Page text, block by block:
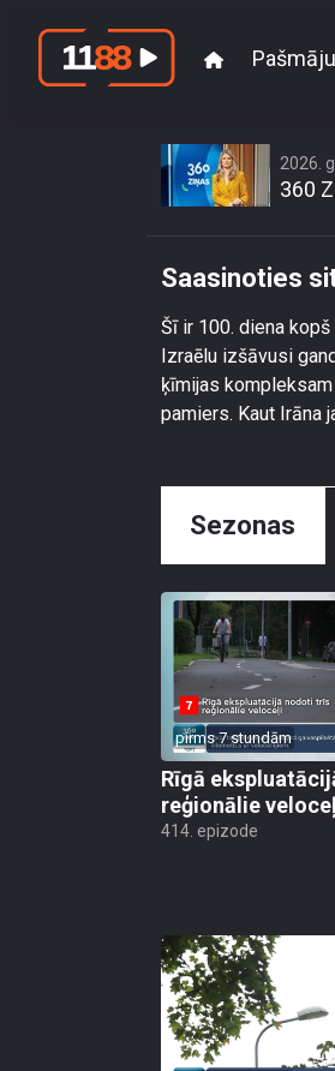
2026.
360
Saasinoties
Šī ir 100. diena
Izraēlu izšāvusi
ķīmijas
pamiers. Kaut Irāna
Sezonas
pirms 7 stundām
Rīgā
reģionālie
414. epizode